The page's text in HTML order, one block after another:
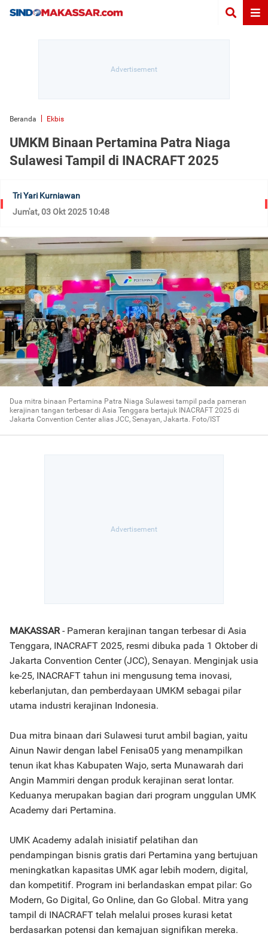
Beranda Ekbis
UMKM Binaan Pertamina Patra Niaga
Sulawesi Tampil di INACRAFT 2025
Tri Yari Kurniawan
Jum'at, 03 Okt 2025 10:48
Dua mitra binaan Pertamina Patra Niaga Sulawesi tampil pada pameran
kerajinan tangan terbesar di Asia Tenggara bertajuk INACRAFT 2025 di
Jakarta Convention Center alias JCC, Senayan, Jakarta. Foto/IST
MAKASSAR- Pameran kerajinan tangan terbesar di Asia
Tenggara, INACRAFT 2025, resmi dibuka pada 1 Oktober di
Jakarta Convention Center (JCC), Senayan. Menginjak usia
ke-25, INACRAFT tahun ini mengusung tema inovasi,
keberlanjutan, dan pemberdayaan UMKM sebagai pilar
utama industri kerajinan Indonesia.
Dua mitra binaan dari Sulawesi turut ambil bagian, yaitu
Ainun Nawir dengan label Fenisa05 yang menampilkan
tenun ikat khas Kabupaten Wajo, serta Munawarah dari
Angin Mammiri dengan produk kerajinan serat lontar.
Keduanya merupakan bagian dari program unggulan UMK
Academy dari Pertamina.
UMK Academy adalah inisiatif pelatihan dan
pendampingan bisnis gratis dari Pertamina yang bertujuan
meningkatkan kapasitas UMK agar lebih modern, digital,
dan kompetitif. Program ini berlandaskan empat pilar: Go
Modern, Go Digital, Go Online, dan Go Global. Mitra yang
tampil di INACRAFT telah melalui proses kurasi ketat
berdasarkan potensi dan kemajuan signifikan mereka.